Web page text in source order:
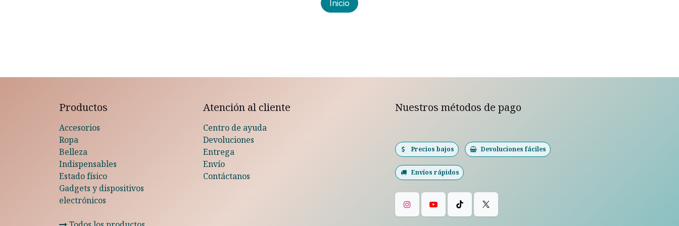
Inicio
Productos
Accesorios
Ropa
Belleza
Indispensables
Estado físico
Gadgets y dispositivos
electrónicos
Atención al cliente
Centro de ayuda
Devoluciones
Entrega
Envío
Contáctanos
Nuestros métodos de pago
Precios bajos Devoluciones fáciles
Envíos rápidos